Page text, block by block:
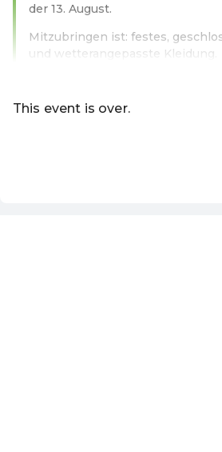
der 13. August.
Mitzubringen ist: festes,
und wetterangepasste Kleidung.
This event is over.